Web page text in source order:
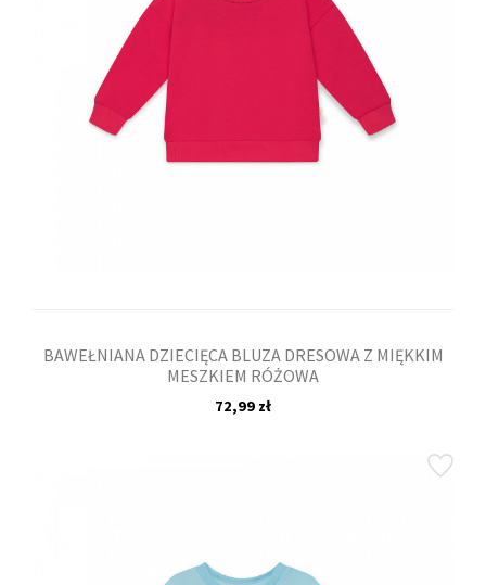
BAWEŁNIANA DZIECIĘCA BLUZA DRESOWA Z MIĘKKIM
MESZKIEM RÓŻOWA
72,99 zł